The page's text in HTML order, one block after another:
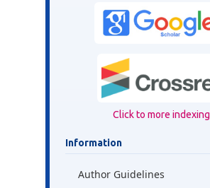
Click to more indexing
Information
Author Guidelines